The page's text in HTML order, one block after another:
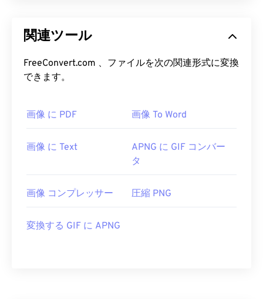
関連ツール
FreeConvert.com 、ファイルを次の関連形式に変換
できます。
画像 に PDF 画像 To Word
画像 に Text
APNG に GIF コンバー
タ
画像 コンプレッサー 圧縮 PNG
変換する GIF に APNG